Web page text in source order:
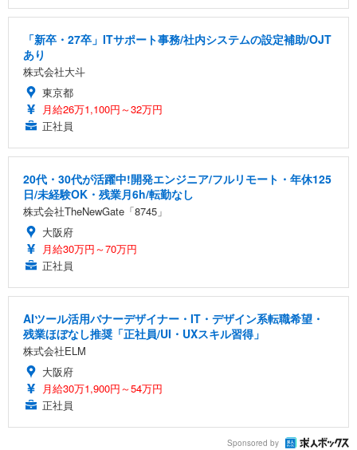
「新卒・27卒」ITサポート事務/社内システムの設定補助/OJT
あり
株式会社大斗
東京都
月給26万1,100円～32万円
正社員
20代・30代が活躍中!開発エンジニア/フルリモート・年休125
日/未経験OK・残業月6h/転勤なし
株式会社TheNewGate「8745」
大阪府
月給30万円～70万円
正社員
AIツール活用バナーデザイナー・IT・デザイン系転職希望・
残業ほぼなし推奨「正社員/UI・UXスキル習得」
株式会社ELM
大阪府
月給30万1,900円～54万円
正社員
Sponsored by